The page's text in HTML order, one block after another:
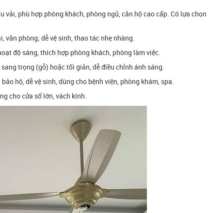
phù hợp phòng khách, phòng ngủ, căn hộ cao cấp. Có lựa chọn
văn phòng; dễ vệ sinh, thao tác nhẹ nhàng.
độ sáng, thích hợp phòng khách, phòng làm việc.
trọng (gỗ) hoặc tối giản, dễ điều chỉnh ánh sáng.
hộ, dễ vệ sinh, dùng cho bệnh viện, phòng khám, spa.
cho cửa sổ lớn, vách kính.